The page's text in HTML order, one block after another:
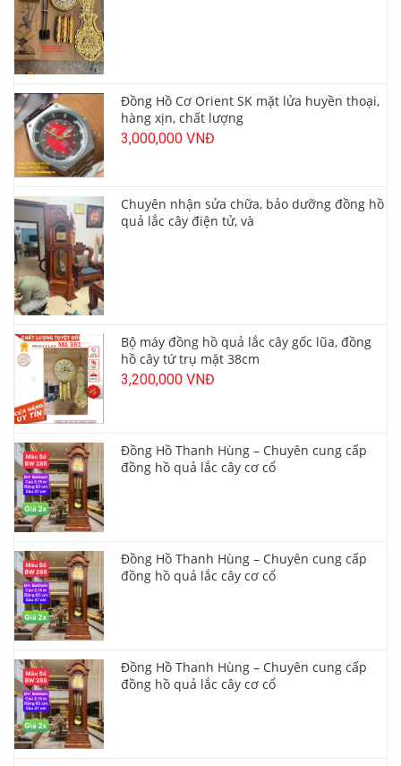
Đồng Hồ Cơ Orient SK mặt lửa huyền thoại,
hàng xịn, chất lượng
3,000,000 VNĐ
Chuyên nhận sửa chữa, bảo dưỡng đồng hồ
quả lắc cây điện tử, và
Bộ máy đồng hồ quả lắc cây gốc lũa, đồng
hồ cây tứ trụ mặt 38cm
3,200,000 VNĐ
Đồng Hồ Thanh Hùng – Chuyên cung cấp
đồng hồ quả lắc cây cơ cổ
Đồng Hồ Thanh Hùng – Chuyên cung cấp
đồng hồ quả lắc cây cơ cổ
Đồng Hồ Thanh Hùng – Chuyên cung cấp
đồng hồ quả lắc cây cơ cổ